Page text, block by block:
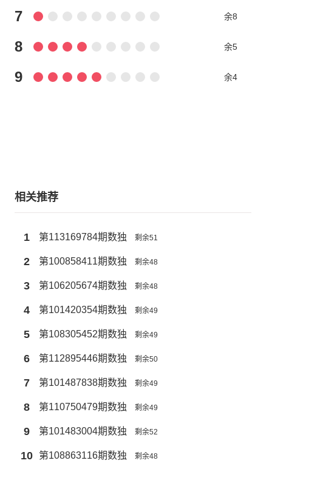
7 余8
8 余5
9 余4
相关推荐
1 第113169784期数独 剩余51
2 第100858411期数独 剩余48
3 第106205674期数独 剩余48
4 第101420354期数独 剩余49
5 第108305452期数独 剩余49
6 第112895446期数独 剩余50
7 第101487838期数独 剩余49
8 第110750479期数独 剩余49
9 第101483004期数独 剩余52
10 第108863116期数独 剩余48